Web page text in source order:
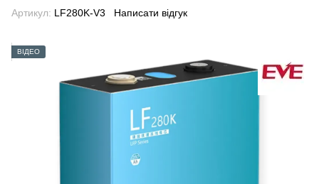
Артикул: LF280K-V3 Написати відгук
ВІДЕО